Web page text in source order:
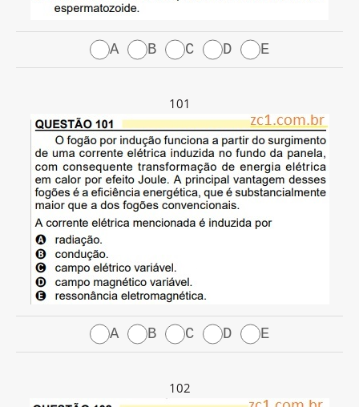
A B C D E
101
A B C D E
102